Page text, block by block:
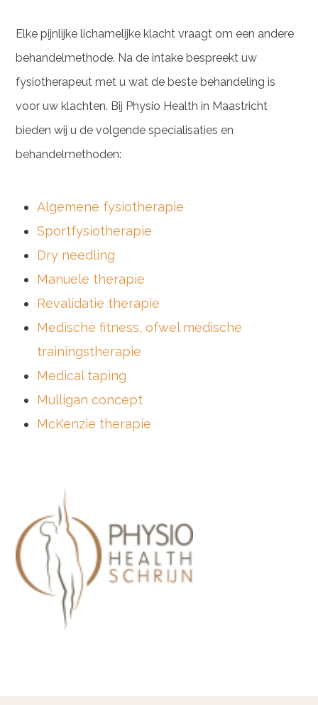
Elke pijnlijke lichamelijke klacht vraagt om een andere
behandelmethode. Na de intake bespreekt uw
fysiotherapeut met u wat de beste behandeling is
voor uw klachten. Bij Physio Health in Maastricht
bieden wij u de volgende specialisaties en
behandelmethoden:
Algemene fysiotherapie
Sportfysiotherapie
Dry needling
Manuele therapie
Revalidatie therapie
Medische fitness, ofwel medische
trainingstherapie
Medical taping
Mulligan concept
McKenzie therapie